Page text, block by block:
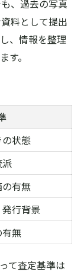
、過去の写真
料として提出
、情報を整理
す。
状態
有無
行背景
無
て査定基準は